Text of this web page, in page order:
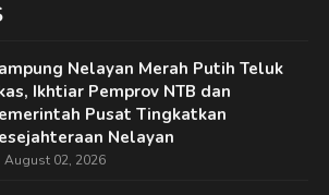
Nelayan Merah Putih Teluk
Ikhtiar Pemprov NTB dan
Pusat Tingkatkan
Nelayan
August 02, 2026